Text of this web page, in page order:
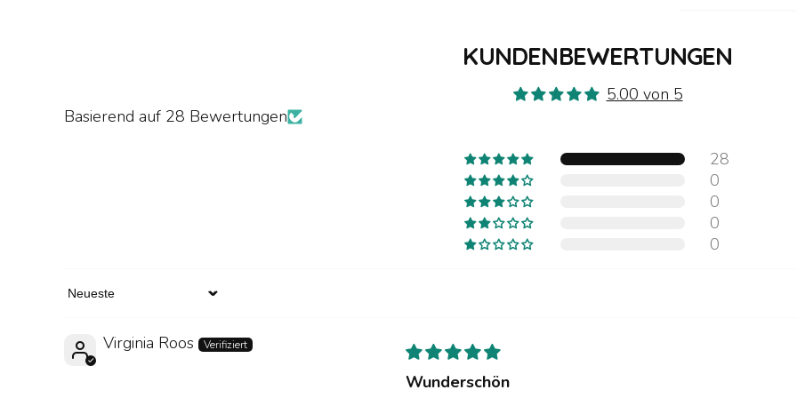
Auf einen Blick:
Ein
KUNDENBEWERTUNGEN
5.00 von 5
Basierend auf 28 Bewertungen
28
0
0
0
0
Sort by
Virginia Roos
Wunderschön